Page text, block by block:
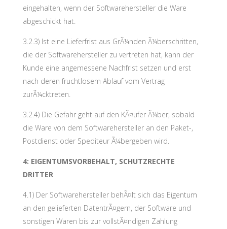
eingehalten, wenn der Softwarehersteller die Ware
abgeschickt hat.
3.2.3) Ist eine Lieferfrist aus GrÃ¼nden Ã¼berschritten,
die der Softwarehersteller zu vertreten hat, kann der
Kunde eine angemessene Nachfrist setzen und erst
nach deren fruchtlosem Ablauf vom Vertrag
zurÃ¼cktreten.
3.2.4) Die Gefahr geht auf den KÃ¤ufer Ã¼ber, sobald
die Ware von dem Softwarehersteller an den Paket-,
Postdienst oder Spediteur Ã¼bergeben wird.
4: EIGENTUMSVORBEHALT, SCHUTZRECHTE
DRITTER
4.1) Der Softwarehersteller behÃ¤lt sich das Eigentum
an den gelieferten DatentrÃ¤gern, der Software und
sonstigen Waren bis zur vollstÃ¤ndigen Zahlung